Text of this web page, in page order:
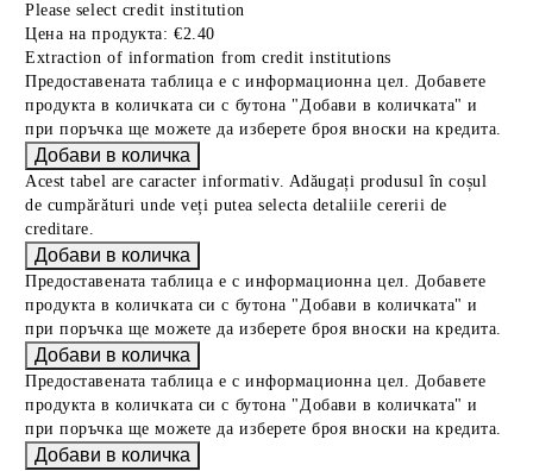
Please select credit institution
Цена на продукта: €2.40
Extraction of information from credit institutions
Предоставената таблица е с информационна цел. Добавете
продукта в количката си с бутона "Добави в количката" и
при поръчка ще можете да изберете броя вноски на кредита.
Acest tabel are caracter informativ. Adăugați produsul în coșul
de cumpărături unde veți putea selecta detaliile cererii de
creditare.
Предоставената таблица е с информационна цел. Добавете
продукта в количката си с бутона "Добави в количката" и
при поръчка ще можете да изберете броя вноски на кредита.
Предоставената таблица е с информационна цел. Добавете
продукта в количката си с бутона "Добави в количката" и
при поръчка ще можете да изберете броя вноски на кредита.